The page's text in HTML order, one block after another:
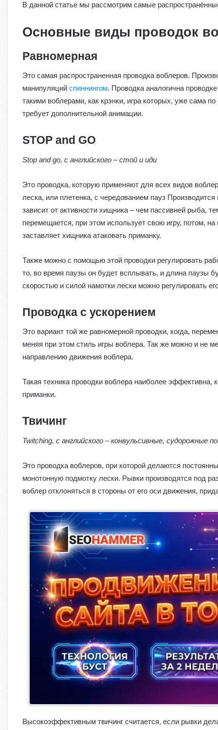
В данной статье мы рассмотрим самые
Основные виды проводок
Равномерная
Это самая распространенная проводка воблеров.
манипуляций спиннингом. Проводка аналогична
такими воблерами, как крэнки, игра которых, уже сама
требует дополнительной анимации.
STOP and GO
Stop and go, с английского – стой и иди
Это проводка, которую применяют для всех видов
леска, или плетенка, с чередованием пауз
зависит от активности хищника – чем пассивней рыба,
перемещается, при этом использует свою игру, потом,
заставляет хищника атаковать приманку.
Также можно с помощью этой проводки регулировать
то, во время паузы он будет всплывать, и длина паузы
скоростью и силой намотки лески можно регулировать
Проводка с ускорением
Это вариант той же равномерной проводки, когда,
меняя при этом стиль игры воблера. Так же можно и не
направлению движения воблера.
Такая техника проводки воблера наиболее эффективна,
приманки.
Твичинг
Twitching, с английского – конвульсивные, судорожные
Это проводка воблеров, при которой делаются
монотонную подмотку лески. Рывки производятся под
воблер отклоняться в стороны от его оси движения,
Высокоэффективным твичинг считается, если рывки